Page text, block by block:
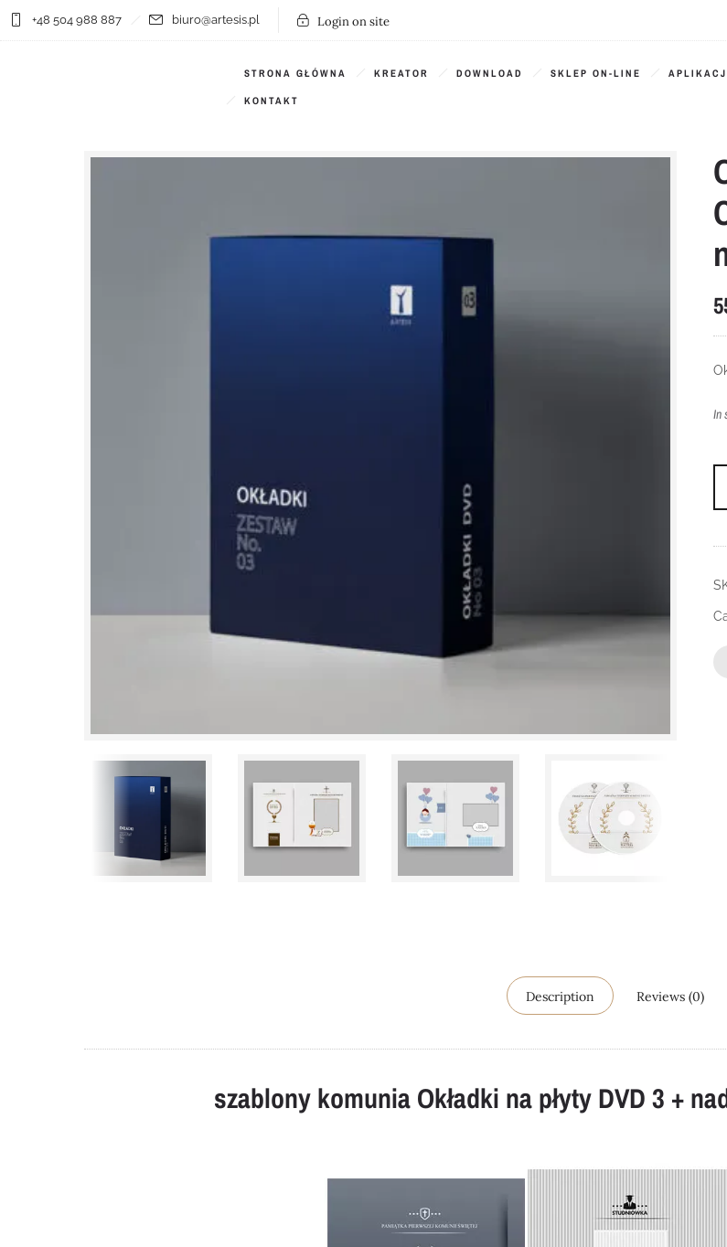
+48 504 988 887 biuro@artesis.pl Login on site
STRONA GŁÓWNA KREATOR DOWNLOAD SKLEP ON-LINE
KONTAKT
In
Description Reviews (0)
szablony komunia Okładki na płyty DVD 3 +